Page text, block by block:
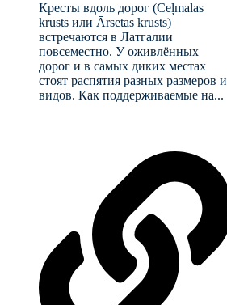
Кресты вдоль дорог (Ceļmalas
krusts или Ārsētas krusts)
встречаются в Латгалии
повсеместно. У оживлённых
дорог и в самых диких местах
стоят распятия разных размеров и
видов. Как поддерживаемые на...